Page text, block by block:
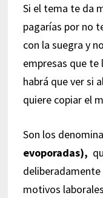
Si el tema te da
pagarías por no
con la suegra y
empresas que te
habrá que ver si
quiere copiar el
Son los
evoporadas),
motivos